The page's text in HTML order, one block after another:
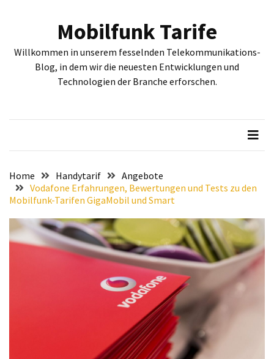
BEITRÄGE
Pixel
und
Google
Pixel
Mobilfunk Tarife
Willkommen in unserem fesselnden Telekommunikations-
Blog, in dem wir die neuesten Entwicklungen und
Technologien der Branche erforschen.
Home Handytarif
Angebote
Vodafone Erfahrungen, Bewertungen und Tests zu den
Mobilfunk-Tarifen GigaMobil und Smart